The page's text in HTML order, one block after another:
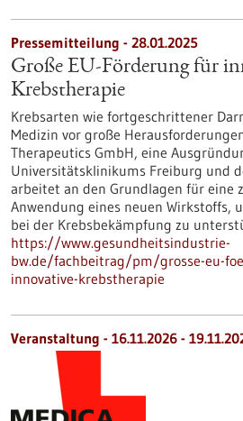
Pressemitteilung - 28.01.2025
Große EU-Förderung für
Krebstherapie
Krebsarten wie fortgeschrittener
Medizin vor große
Therapeutics GmbH, eine
Universitätsklinikums Freiburg und
arbeitet an den Grundlagen für eine
Anwendung eines neuen Wirkstoffs,
bei der Krebsbekämpfung zu
https://www.gesundheitsindustrie-
bw.de/fachbeitrag/pm/grosse-eu-
innovative-krebstherapie
Veranstaltung - 16.11.2026 -